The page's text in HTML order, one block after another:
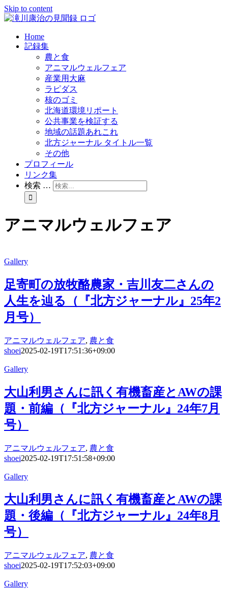
Skip to content
Home
記録集
農と食
アニマルウェルフェア
産業用大麻
ラピダス
核のゴミ
北海道環境リポート
公共事業を検証する
地域の話題あれこれ
北方ジャーナル タイトル一覧
その他
プロフィール
リンク集
検索 …
アニマルウェルフェア
Gallery
足寄町の放牧酪農家・吉川友二さんの
人生を辿る（『北方ジャーナル』25年2
月号）
アニマルウェルフェア, 農と食
shoei2025-02-19T17:51:36+09:00
Gallery
大山利男さんに訊く有機畜産とAWの課
題・前編（『北方ジャーナル』24年7月
号）
アニマルウェルフェア, 農と食
shoei2025-02-19T17:51:58+09:00
Gallery
大山利男さんに訊く有機畜産とAWの課
題・後編（『北方ジャーナル』24年8月
号）
アニマルウェルフェア, 農と食
shoei2025-02-19T17:52:03+09:00
Gallery